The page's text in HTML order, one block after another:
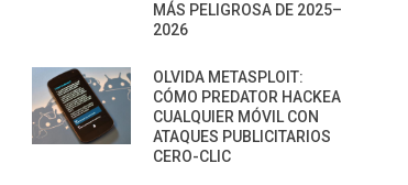
MÁS PELIGROSA DE 2025–
2026
OLVIDA METASPLOIT:
CÓMO PREDATOR HACKEA
CUALQUIER MÓVIL CON
ATAQUES PUBLICITARIOS
CERO-CLIC